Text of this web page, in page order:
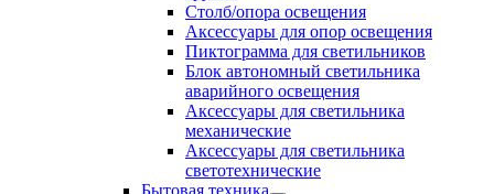
Столб/опора освещения
Аксессуары для опор освещения
Пиктограмма для светильников
Блок автономный светильника
аварийного освещения
Аксессуары для светильника
механические
Аксессуары для светильника
светотехнические
Бытовая техника